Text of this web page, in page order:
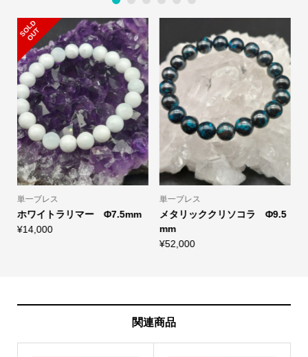
S
O
L
D
O
U
T
単一ブレス
ホワイトラリマー Φ7.5mm
¥14,000
単一ブレス
メタリッククリソコラ Φ9.5
mm
¥52,000
関連商品